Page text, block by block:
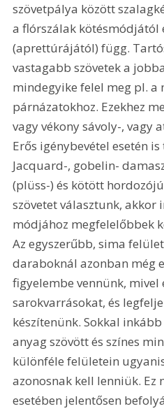
szövetpálya között
a flórszálak kötésmódjától
(aprettúrájától) függ.
vastagabb szövetek a
mindegyike felel meg pl. a
párnázatokhoz. Ezekhez
vagy vékony sávoly-, vagy
Erős igénybevétel esetén
Jacquard-, gobelin-
(plüss-) és kötött
szövetet választunk, akkor
módjához megfelelőbbek
Az egyszerűbb, sima
daraboknál azonban még
figyelembe vennünk, mivel
sarokvarrásokat, és
készítenünk. Sokkal
anyag szövött és színes
különféle felületein
azonosnak kell lenniük.
esetében jelentősen